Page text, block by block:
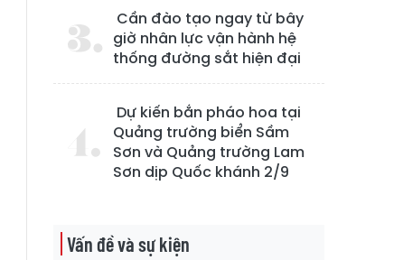
Cần đào tạo ngay từ bây
giờ nhân lực vận hành hệ
thống đường sắt hiện đại
Dự kiến bắn pháo hoa tại
Quảng trường biển Sầm
Sơn và Quảng trường Lam
Sơn dịp Quốc khánh 2/9
Vấn đề và sự kiện